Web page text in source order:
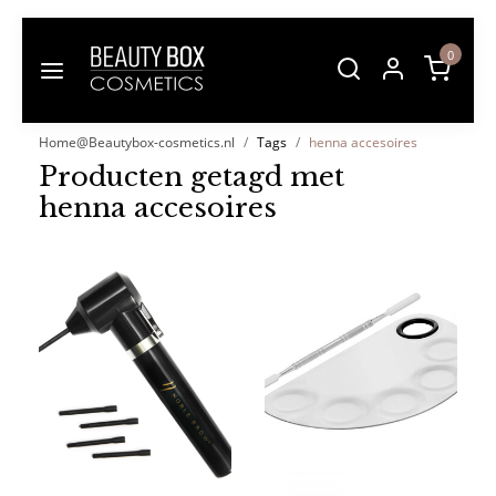
0
Home@Beautybox-cosmetics.nl Tags henna accesoires
Producten getagd met
henna accesoires